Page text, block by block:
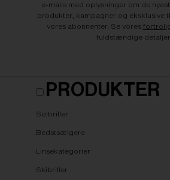
e-mails med oplysninger om de
produkter, kampagner og eksklusive
vores abonnenter. Se vores
fuldstændige detaljer.
PRODUKTER
Solbriller
Bedstsælgere
Linsekategorier
Skibriller